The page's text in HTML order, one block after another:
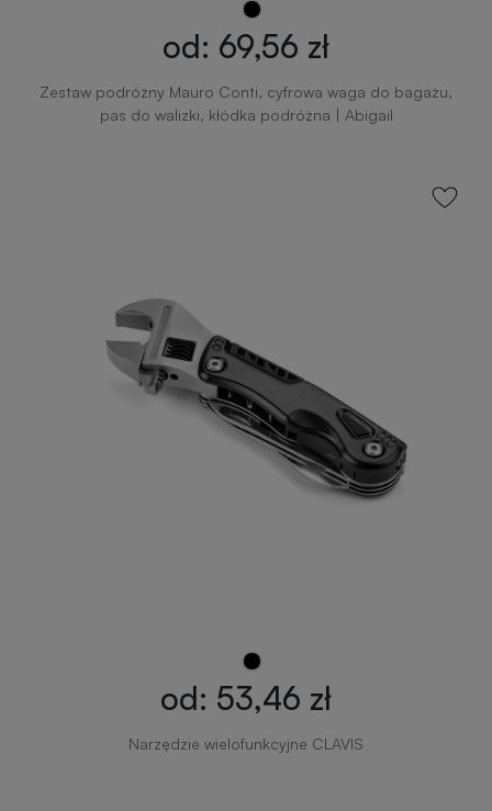
od: 69,56 zł
Zestaw podróżny Mauro Conti, cyfrowa waga do bagażu,
pas do walizki, kłódka podróżna | Abigail
od: 53,46 zł
Narzędzie wielofunkcyjne CLAVIS